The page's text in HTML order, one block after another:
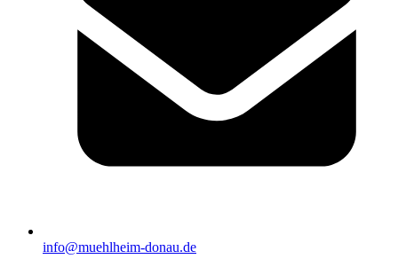
info@muehlheim-donau.de